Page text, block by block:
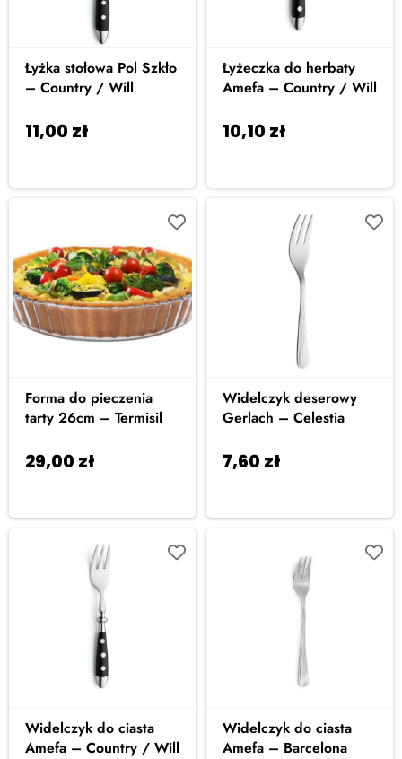
Łyżka stołowa Pol Szkło
– Country / Will
11,00 zł
Łyżeczka do herbaty
Amefa – Country / Will
10,10 zł
Forma do pieczenia
tarty 26cm – Termisil
29,00 zł
Widelczyk deserowy
Gerlach – Celestia
7,60 zł
Widelczyk do ciasta
Amefa – Country / Will
Widelczyk do ciasta
Amefa – Barcelona